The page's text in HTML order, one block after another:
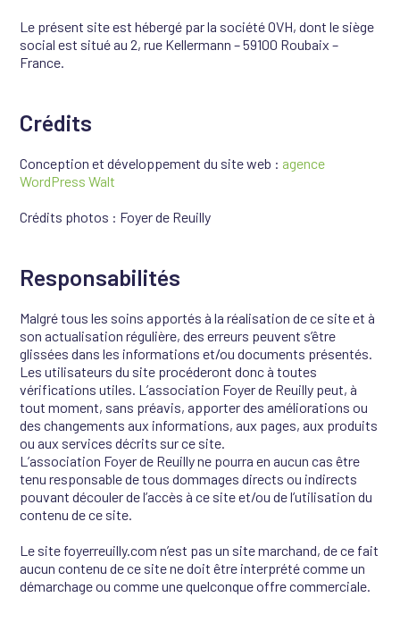
Le présent site est hébergé par la société OVH, dont le siège
social est situé au 2, rue Kellermann – 59100 Roubaix –
France.
Crédits
Conception et développement du site web : agence
WordPress Walt
Crédits photos : Foyer de Reuilly
Responsabilités
Malgré tous les soins apportés à la réalisation de ce site et à
son actualisation régulière, des erreurs peuvent s’être
glissées dans les informations et/ou documents présentés.
Les utilisateurs du site procéderont donc à toutes
vérifications utiles. L’association Foyer de Reuilly peut, à
tout moment, sans préavis, apporter des améliorations ou
des changements aux informations, aux pages, aux produits
ou aux services décrits sur ce site.
L’association Foyer de Reuilly ne pourra en aucun cas être
tenu responsable de tous dommages directs ou indirects
pouvant découler de l’accès à ce site et/ou de l’utilisation du
contenu de ce site.
Le site foyerreuilly.com n’est pas un site marchand, de ce fait
aucun contenu de ce site ne doit être interprété comme un
démarchage ou comme une quelconque offre commerciale.